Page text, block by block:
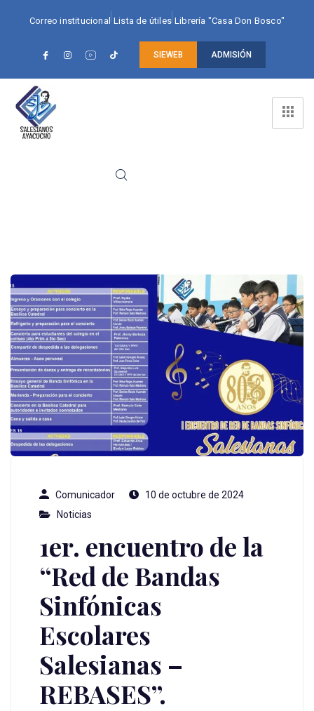
Correo institucional Lista de útiles Librería "Casa Don Bosco"
SIEWEB ADMISIÓN
Comunicador
10 de octubre de 2024
Noticias
1er. encuentro de la
“Red de Bandas
Sinfónicas
Escolares
Salesianas –
REBASES”.